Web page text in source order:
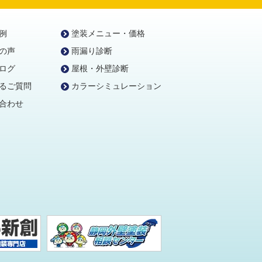
声
グ
ご質問
わせ
塗装メニュー・価格
雨漏り診断
屋根・外壁診断
カラーシミュレーション